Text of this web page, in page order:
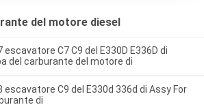
del motore diesel
C7 C9 del E330D E336D di
del carburante del motore di
escavatore C9 del E330d 336d di Assy For
di